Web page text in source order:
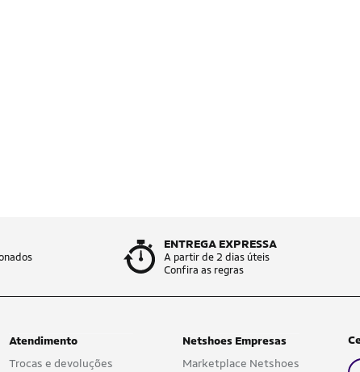
ENTREGA EXPRESSA
A partir de 2 dias úteis
Confira as regras
Atendimento
Trocas e devoluções
Netshoes Empresas
Marketplace Netshoes